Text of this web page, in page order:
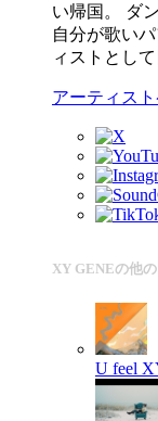
い帰国。 ダ
自分が歌い
ィストとして
アーティス
XY GENEの他
U feel